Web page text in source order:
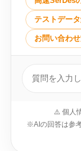
テストデー
お問い合わ
⚠️ 個人
※AIの回答は参